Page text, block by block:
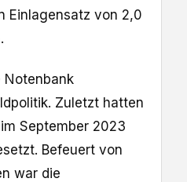
Einlagensatz ‌von 2,0
Notenbank
Zuletzt hatten
September 2023
Befeuert ‌von
war die